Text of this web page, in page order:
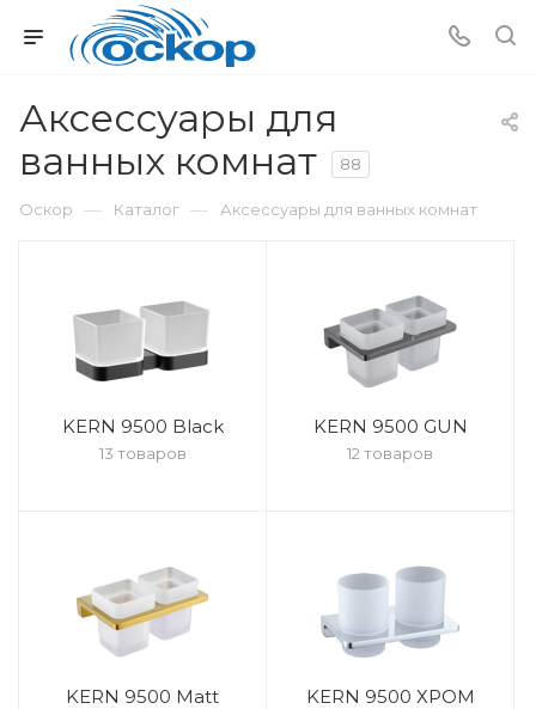
Аксессуары для
ванных комнат
88
Оскор — Каталог — Аксессуары для ванных комнат
KERN 9500 Black
13 товаров
KERN 9500 GUN
12 товаров
KERN 9500 Matt
KERN 9500 ХРОМ